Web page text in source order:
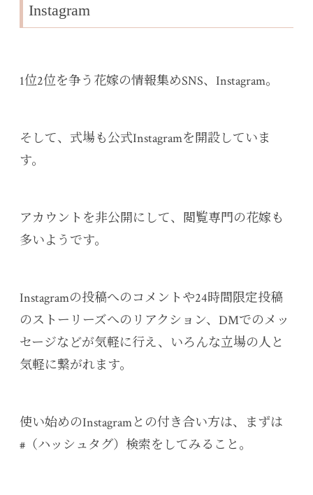
Instagram
1位2位を争う花嫁の情報集めSNS、Instagram。
そして、式場も公式Instagramを開設していま
す。
アカウントを非公開にして、閲覧専門の花嫁も
多いようです。
Instagramの投稿へのコメントや24時間限定投稿
のストーリーズへのリアクション、DMでのメッ
セージなどが気軽に行え、いろんな立場の人と
気軽に繋がれます。
使い始めのInstagramとの付き合い方は、まずは
#（ハッシュタグ）検索をしてみること。